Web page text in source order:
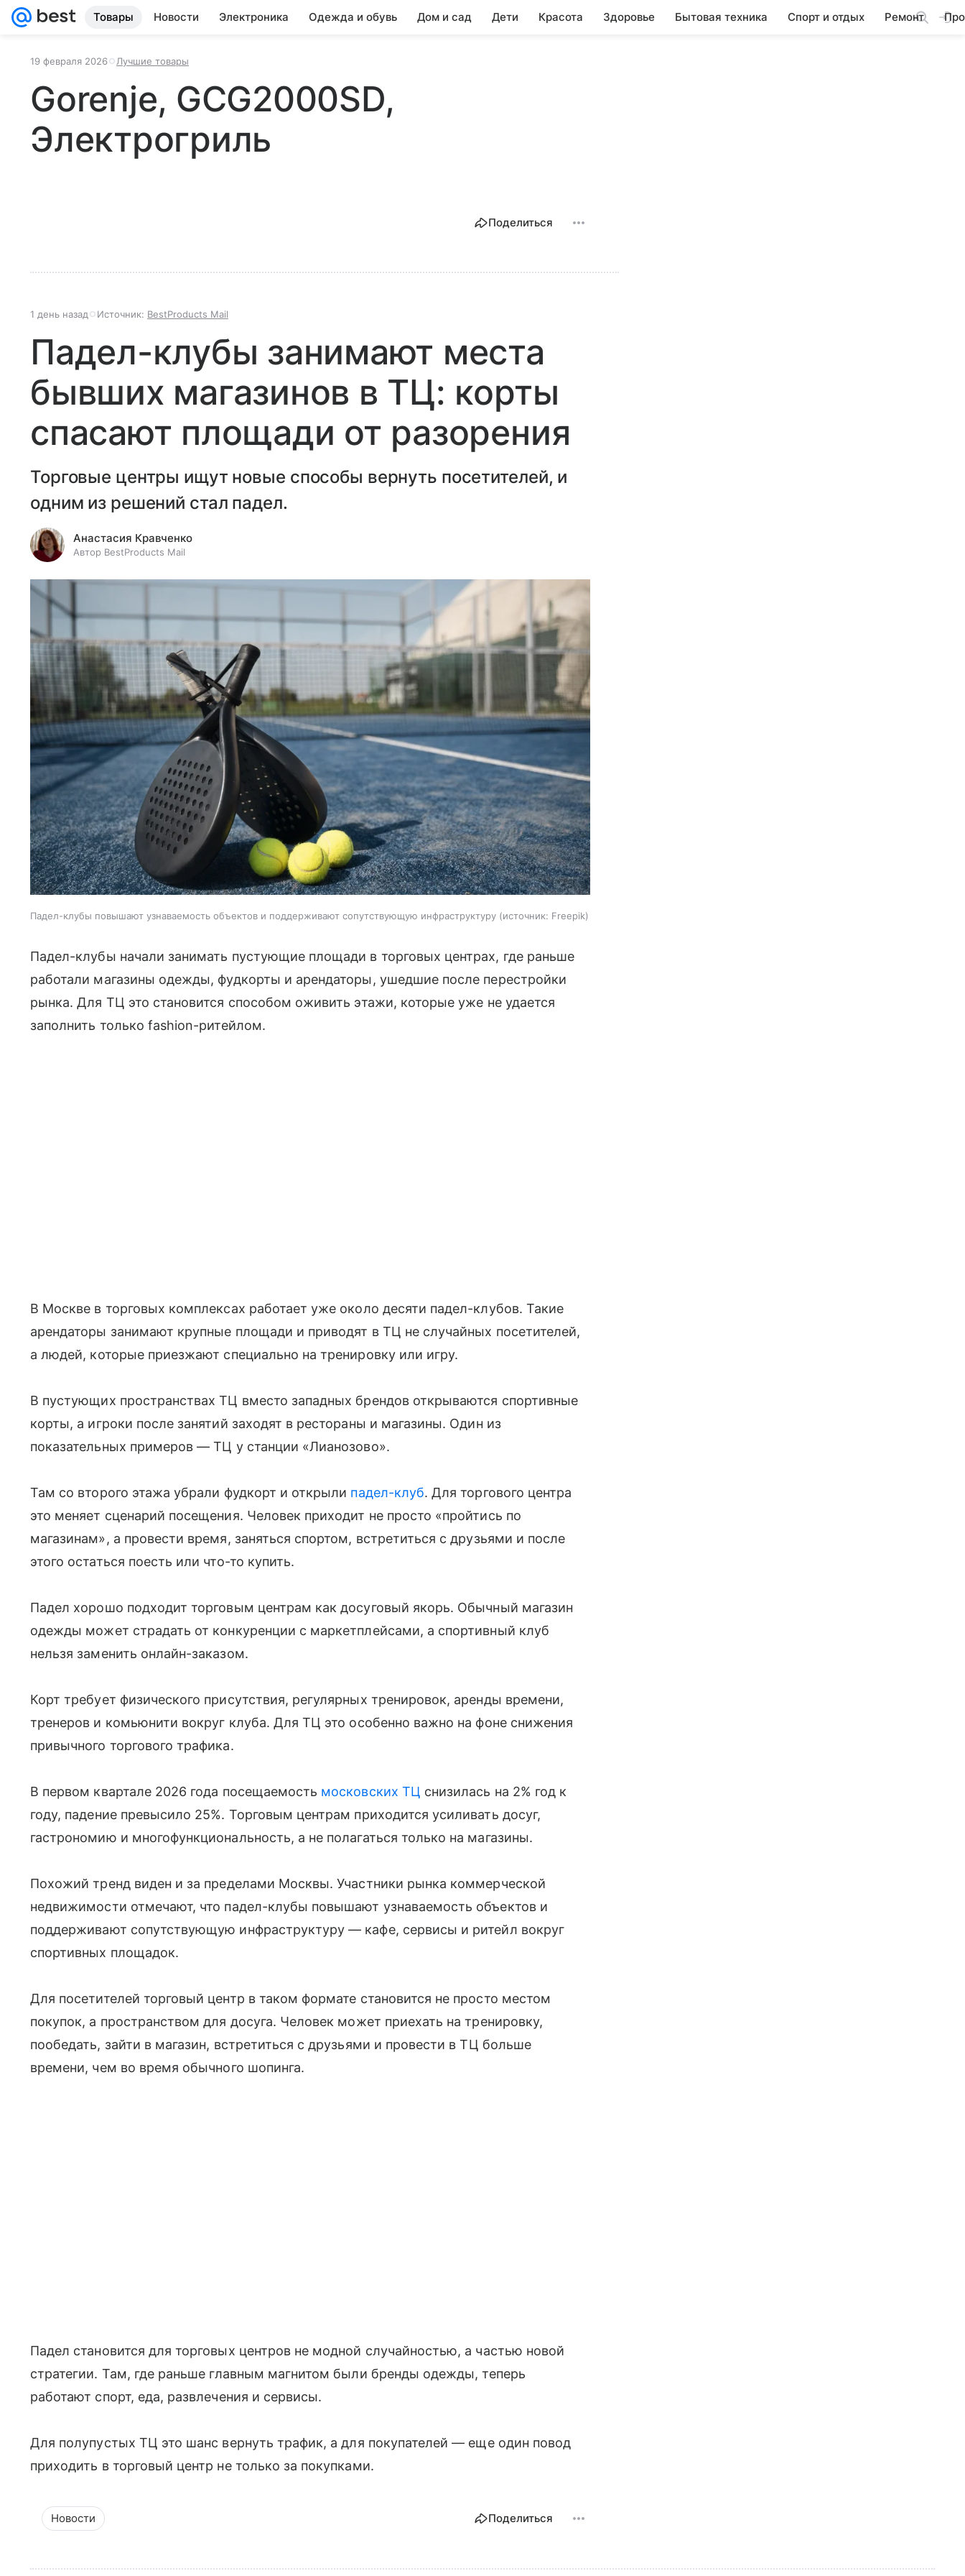
Товары Новости Электроника Одежда и обувь Дом и сад Дети Красота Здоровье Бытовая техника Спорт и отдых Ремонт
19 февраля 2026 Лучшие товары
Gorenje, GCG2000SD,
Электрогриль
Поделиться
1 день назад Источник: BestProducts Mail
Падел-клубы занимают места
бывших магазинов в ТЦ: корты
спасают площади от разорения
Торговые центры ищут новые способы вернуть посетителей, и
одним из решений стал падел.
Анастасия Кравченко
Автор BestProducts Mail
Падел-клубы повышают узнаваемость объектов и поддерживают сопутствующую инфраструктуру источник: Freepik
Падел-клубы начали занимать пустующие площади в торговых центрах, где раньше
работали магазины одежды, фудкорты и арендаторы, ушедшие после перестройки
рынка. Для ТЦ это становится способом оживить этажи, которые уже не удается
заполнить только fashion-ритейлом.
В Москве в торговых комплексах работает уже около десяти падел-клубов. Такие
арендаторы занимают крупные площади и приводят в ТЦ не случайных посетителей,
а людей, которые приезжают специально на тренировку или игру.
В пустующих пространствах ТЦ вместо западных брендов открываются спортивные
корты, а игроки после занятий заходят в рестораны и магазины. Один из
показательных примеров — ТЦ у станции «Лианозово».
Там со второго этажа убрали фудкорт и открыли падел-клуб. Для торгового центра
это меняет сценарий посещения. Человек приходит не просто «пройтись по
магазинам», а провести время, заняться спортом, встретиться с друзьями и после
этого остаться поесть или что-то купить.
Падел хорошо подходит торговым центрам как досуговый якорь. Обычный магазин
одежды может страдать от конкуренции с маркетплейсами, а спортивный клуб
нельзя заменить онлайн-заказом.
Корт требует физического присутствия, регулярных тренировок, аренды времени,
тренеров и комьюнити вокруг клуба. Для ТЦ это особенно важно на фоне снижения
привычного торгового трафика.
В первом квартале 2026 года посещаемость московских ТЦ снизилась на 2% год к
году, падение превысило 25%. Торговым центрам приходится усиливать досуг,
гастрономию и многофункциональность, а не полагаться только на магазины.
Похожий тренд виден и за пределами Москвы. Участники рынка коммерческой
недвижимости отмечают, что падел-клубы повышают узнаваемость объектов и
поддерживают сопутствующую инфраструктуру — кафе, сервисы и ритейл вокруг
спортивных площадок.
Для посетителей торговый центр в таком формате становится не просто местом
покупок, а пространством для досуга. Человек может приехать на тренировку,
пообедать, зайти в магазин, встретиться с друзьями и провести в ТЦ больше
времени, чем во время обычного шопинга.
Падел становится для торговых центров не модной случайностью, а частью новой
стратегии. Там, где раньше главным магнитом были бренды одежды, теперь
работают спорт, еда, развлечения и сервисы.
Для полупустых ТЦ это шанс вернуть трафик, а для покупателей — еще один повод
приходить в торговый центр не только за покупками.
Новости Поделиться